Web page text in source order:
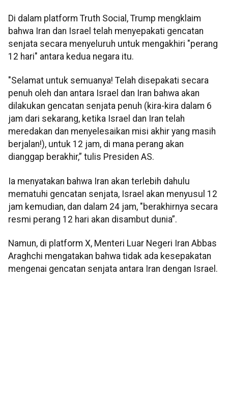
Di dalam platform Truth Social, Trump mengklaim
bahwa Iran dan Israel telah menyepakati gencatan
senjata secara menyeluruh untuk mengakhiri "perang
12 hari" antara kedua negara itu.
"Selamat untuk semuanya! Telah disepakati secara
penuh oleh dan antara Israel dan Iran bahwa akan
dilakukan gencatan senjata penuh (kira-kira dalam 6
jam dari sekarang, ketika Israel dan Iran telah
meredakan dan menyelesaikan misi akhir yang masih
berjalan!), untuk 12 jam, di mana perang akan
dianggap berakhir,” tulis Presiden AS.
Ia menyatakan bahwa Iran akan terlebih dahulu
mematuhi gencatan senjata, Israel akan menyusul 12
jam kemudian, dan dalam 24 jam, "berakhirnya secara
resmi perang 12 hari akan disambut dunia”.
Namun, di platform X, Menteri Luar Negeri Iran Abbas
Araghchi mengatakan bahwa tidak ada kesepakatan
mengenai gencatan senjata antara Iran dengan Israel.